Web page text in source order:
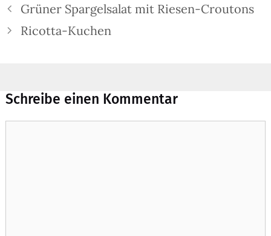
Grüner Spargelsalat mit Riesen-Croutons
Ricotta-Kuchen
Schreibe einen Kommentar